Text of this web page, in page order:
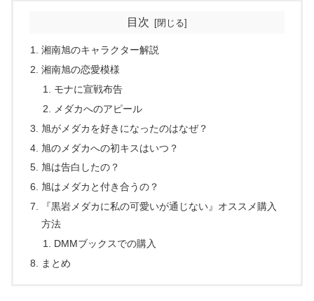
目次
湘南旭のキャラクター解説
湘南旭の恋愛模様
モナに宣戦布告
メダカへのアピール
旭がメダカを好きになったのはなぜ？
旭のメダカへの初キスはいつ？
旭は告白したの？
旭はメダカと付き合うの？
『黒岩メダカに私の可愛いが通じない』オススメ購入
方法
DMMブックスでの購入
まとめ